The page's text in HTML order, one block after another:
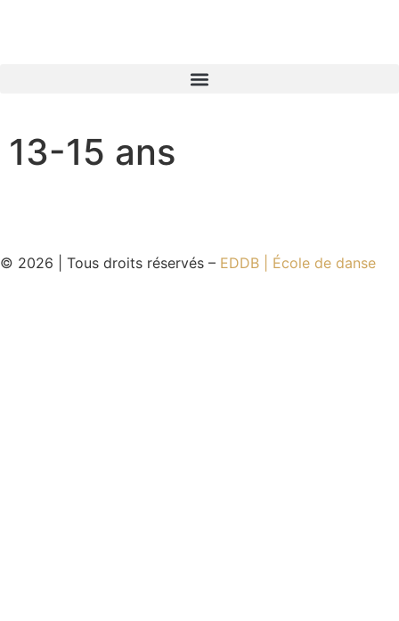
13-15 ans
© 2026 | Tous droits réservés – EDDB | École de danse